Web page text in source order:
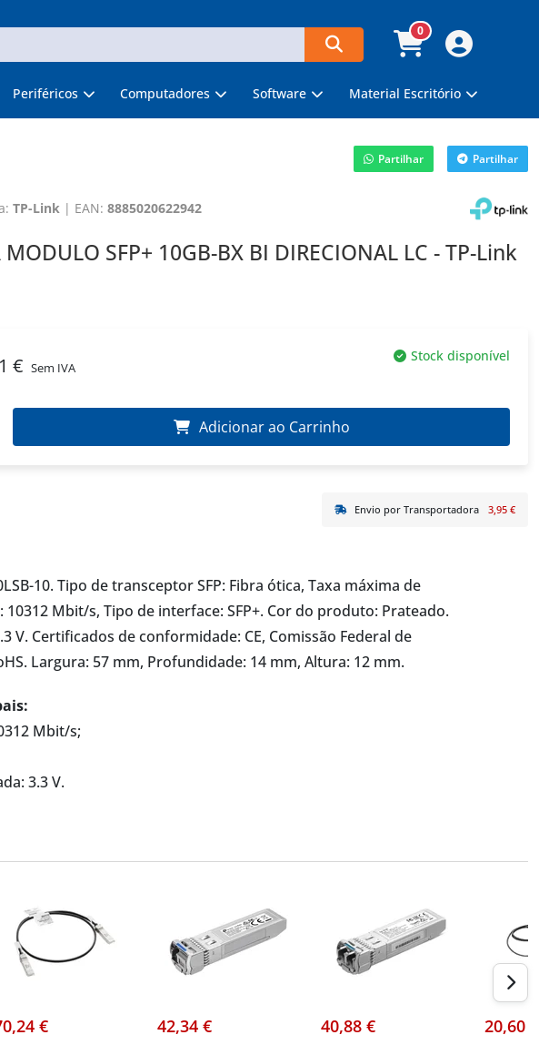
0
Periféricos Computadores Software Material Escritório
Partilhar Partilhar
TP-Link| EAN: 8885020622942
SFP+ 10GB-BX BI DIRECIONAL LC - TP-Link
€ Sem IVA
Stock disponível
Adicionar ao Carrinho
Envio por Transportadora 3,95 €
10. Tipo de transceptor SFP: Fibra ótica, Taxa máxima de
Mbit/s, Tipo de interface: SFP+. Cor do produto: Prateado.
V. Certificados de conformidade: CE, Comissão Federal de
Largura: 57 mm, Profundidade: 14 mm, Altura: 12 mm.
Mbit/s;
3.3 V.
€ 42,34 € 40,88 € 20,60 €